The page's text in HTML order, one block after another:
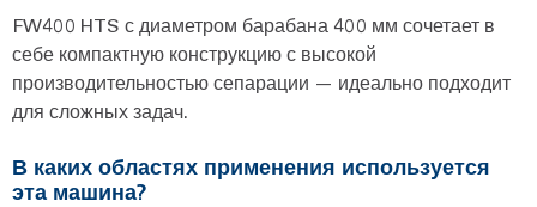
FW400 HTS с диаметром барабана 400 мм сочетает в
себе компактную конструкцию с высокой
производительностью сепарации — идеально подходит
для сложных задач.
В каких областях применения используется
эта машина?